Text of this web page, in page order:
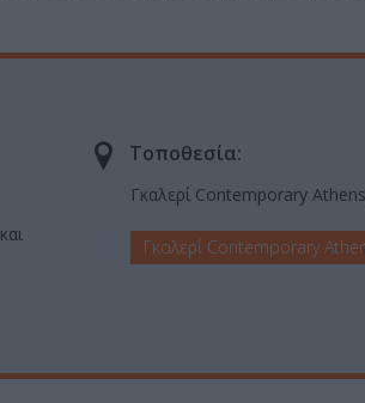
Τοποθεσία:
Γκαλερί Contemporary
Γκαλερί Contemporary